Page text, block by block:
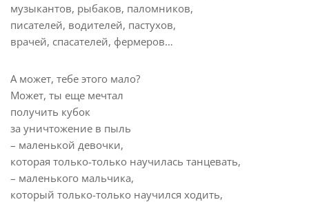
музыкантов, рыбаков, паломников,
писателей, водителей, пастухов,
врачей, спасателей, фермеров…
А может, тебе этого мало?
Может, ты еще мечтал
получить кубок
за уничтожение в пыль
– маленькой девочки,
которая только-только научилась танцевать,
– маленького мальчика,
который только-только научился ходить,